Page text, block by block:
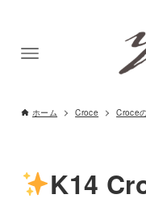
ホーム Croce Croce
K14